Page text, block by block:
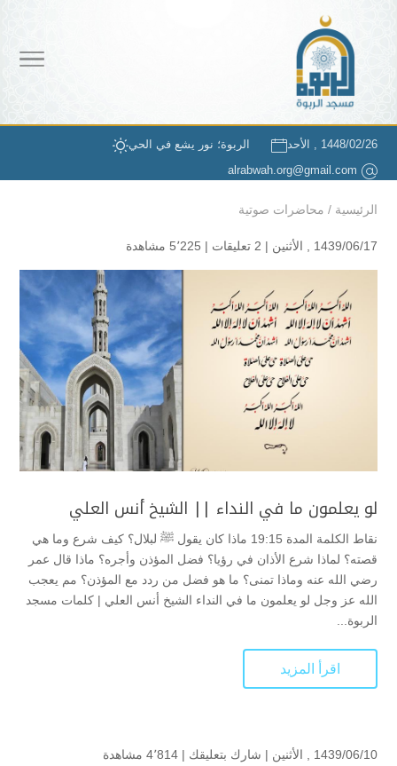
1448/02/26 , الأحد
الربوة؛ نور يشع في الحي
alrabwah.org@gmail.com
الرئيسية / محاضرات صوتية
1439/06/17 , الأثنين | 2 تعليقات | 5٬225 مشاهدة
لو يعلمون ما في النداء || الشيخ أنس العلي
نقاط الكلمة المدة 19:15 ماذا كان يقول ﷺ لبلال؟ كيف شرع وما هي
قصته؟ لماذا شرع الأذان في رؤيا؟ فضل المؤذن وأجره؟ ماذا قال عمر
رضي الله عنه وماذا تمنى؟ ما هو فضل من ردد مع المؤذن؟ مم يعجب
الله عز وجل لو يعلمون ما في النداء الشيخ أنس العلي | كلمات مسجد
الربوة...
اقرأ المزيد
1439/06/10 , الأثنين | شارك بتعليقك | 4٬814 مشاهدة